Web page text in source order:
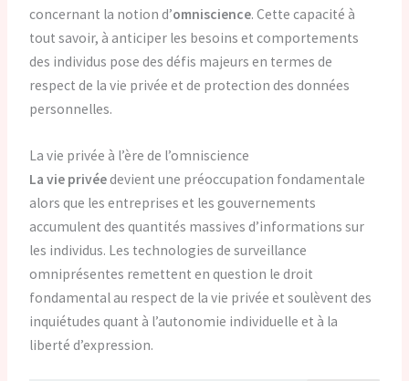
concernant la notion d’omniscience. Cette capacité à
tout savoir, à anticiper les besoins et comportements
des individus pose des défis majeurs en termes de
respect de la vie privée et de protection des données
personnelles.
La vie privée à l’ère de l’omniscience
La vie privéedevient une préoccupation fondamentale
alors que les entreprises et les gouvernements
accumulent des quantités massives d’informations sur
les individus. Les technologies de surveillance
omniprésentes remettent en question le droit
fondamental au respect de la vie privée et soulèvent des
inquiétudes quant à l’autonomie individuelle et à la
liberté d’expression.